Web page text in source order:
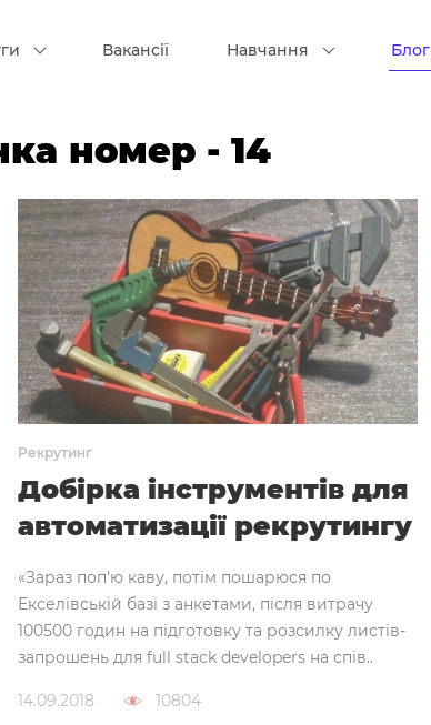
Вакансії Навчання Блог
номер - 14
Рекрутинг
Добірка інструментів для
автоматизації рекрутингу
«Зараз поп'ю каву, потім пошарюся по
Екселівській базі з анкетами, після витрачу
100500 годин на підготовку та розсилку листів-
запрошень для full stack developers на спів..
14.09.2018 10804